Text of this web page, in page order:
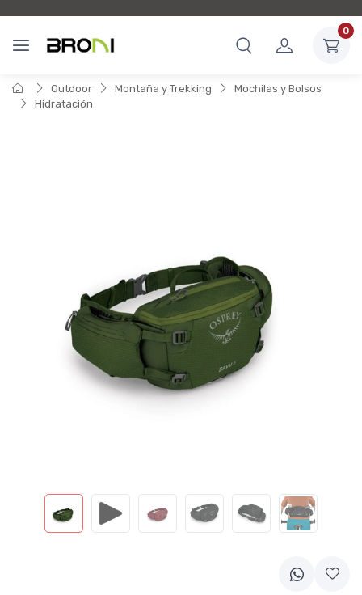
0
Outdoor Montaña y Trekking
Mochilas y Bolsos
Hidratación